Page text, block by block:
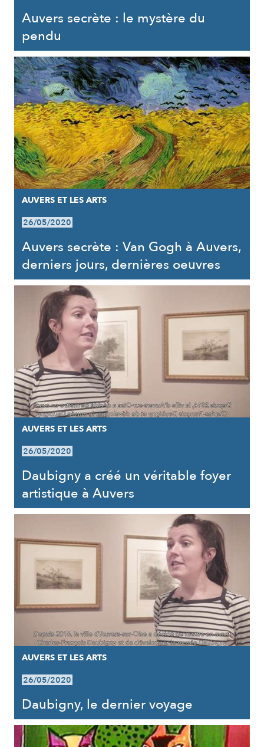
Auvers secrète : le mystère du
pendu
AUVERS ET LES ARTS
26/05/2020
Auvers secrète : Van Gogh à Auvers,
derniers jours, dernières oeuvres
AUVERS ET LES ARTS
26/05/2020
Daubigny a créé un véritable foyer
artistique à Auvers
AUVERS ET LES ARTS
26/05/2020
Daubigny, le dernier voyage